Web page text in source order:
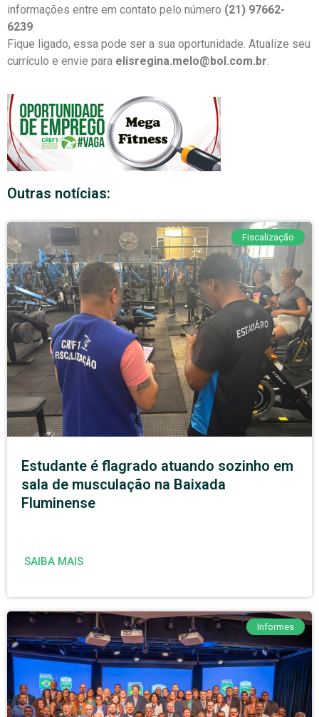
informações entre em contato pelo número (21) 97662-
6239.
Fique ligado, essa pode ser a sua oportunidade. Atualize seu
currículo e envie para elisregina.melo@bol.com.br.
Outras notícias:
Fiscalização
Estudante é flagrado atuando sozinho em
sala de musculação na Baixada
Fluminense
SAIBA MAIS
Informes